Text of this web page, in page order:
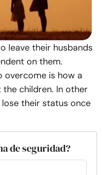
leave their husbands
on them.
is how a
children. In other
their status once
de seguridad?